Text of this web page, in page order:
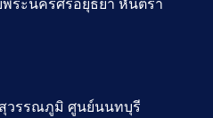
วรรณภูมิ ศูนย์นนทบุรี